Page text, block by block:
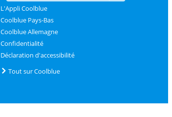
L'Appli Coolblue
Coolblue Pays-Bas
Coolblue Allemagne
Confidentialité
Déclaration d'accessibilité
Tout sur Coolblue